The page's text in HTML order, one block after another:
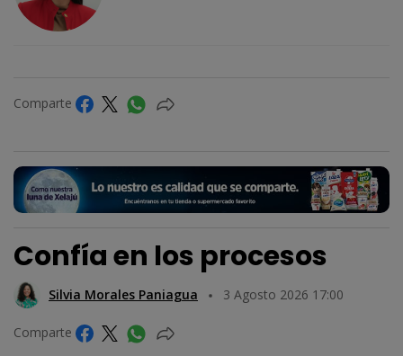
Comparte
Confía en los procesos
Silvia Morales Paniagua 3 Agosto 2026 17:00
Comparte